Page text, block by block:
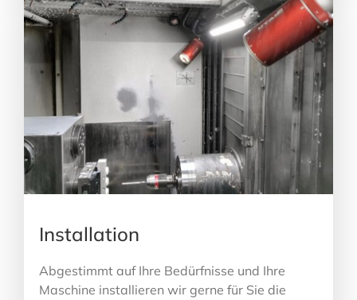
Installation
Abgestimmt auf Ihre Bedürfnisse und Ihre
Maschine installieren wir gerne für Sie die